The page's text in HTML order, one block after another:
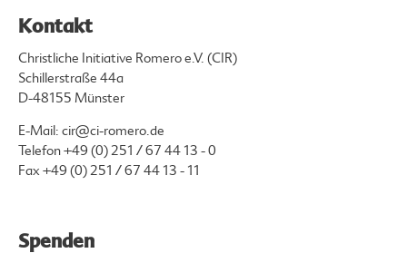
Kontakt
Christliche Initiative Romero e.V. (CIR)
Schillerstraße 44a
D-48155 Münster
E-Mail: cir@ci-romero.de
Telefon+49 (0) 251 / 67 44 13 - 0
Fax +49 (0) 251 / 67 44 13 - 11
Spenden